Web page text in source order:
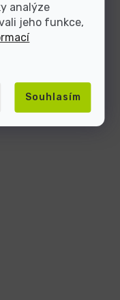
analýze
jeho funkce,
Souhlasím